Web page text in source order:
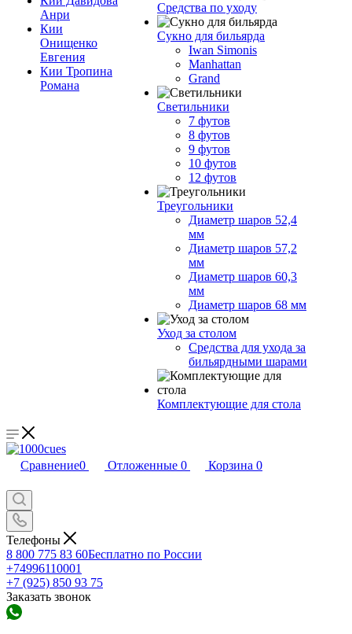
Анри
Кии
Онищенко
Евгения
Кии Тропина
Романа
Средства по уходу
Сукно для бильярда
Iwan Simonis
Manhattan
Grand
Светильники
7 футов
8 футов
9 футов
10 футов
12 футов
Треугольники
Диаметр шаров 52,4
мм
Диаметр шаров 57,2
мм
Диаметр шаров 60,3
мм
Диаметр шаров 68 мм
Уход за столом
Средства для ухода за
бильярдными шарами
Комплектующие для стола
Сравнение0 Отложенные 0 Корзина 0
Телефоны
8 800 775 83 60Бесплатно по России
+74996110001
+7 (925) 850 93 75
Заказать звонок